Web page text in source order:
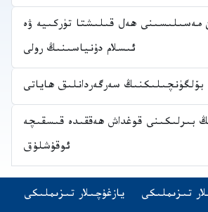
مەسىلىسىنى ھەل قىلىشتا تۈركىيە ۋە
ئىسلام دۇنياسىنىڭ رولى
سەرگەردانلىق ھاياتى
بىرلىكىنى قوغداش ھەققىدە قىسقىچە
ئوقۇشلۇق
تىزىملىكى يازغۇچىلار تىزىملىكى